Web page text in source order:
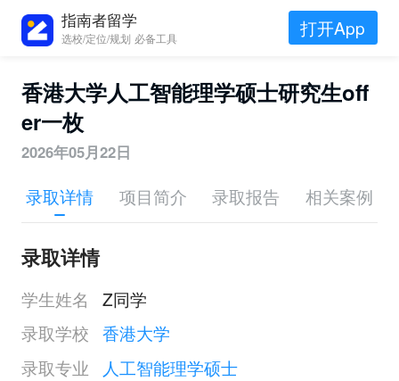
指南者留学
选校/定位/规划 必备工具 打开App
香港大学人工智能理学硕士研究生off
er一枚
2026年05月22日
录取详情 项目简介 录取报告 相关案例
录取详情
学生姓名
Z同学
录取学校 香港大学
录取专业
人工智能理学硕士